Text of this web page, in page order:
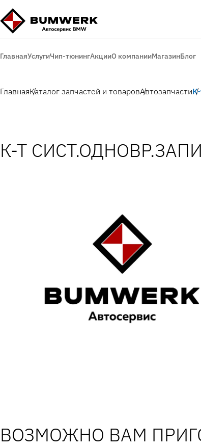
ГлавнаяУслугиЧип-тюнингАкцииО компанииМагазинБлог
ГлавнаяКаталог запчастей и товаровАвтозапчасти
К-Т
ВОЗМОЖНО ВАМ